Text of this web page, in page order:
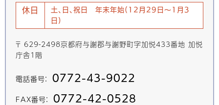
休日
土、日、祝日 年末年始(12月29日～1月3
日)
〒 629-2498京都府与謝郡与謝野町字加悦433番地 加悦
庁舎1階
電話番号： 0772-43-9022
FAX番号： 0772-42-0528